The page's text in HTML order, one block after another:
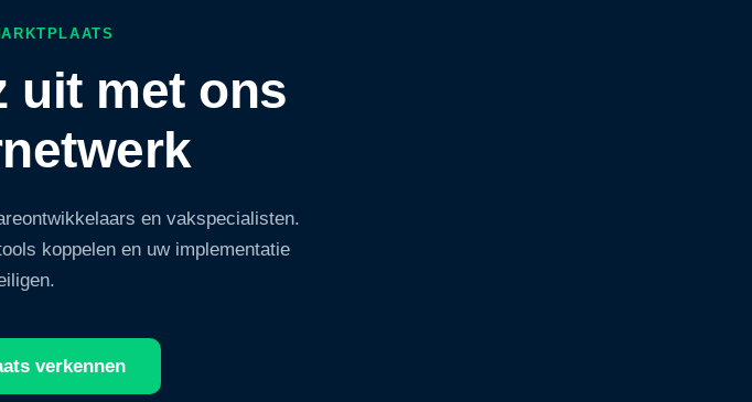
uit met ons
en vakspecialisten.
koppelen en uw implementatie
verkennen